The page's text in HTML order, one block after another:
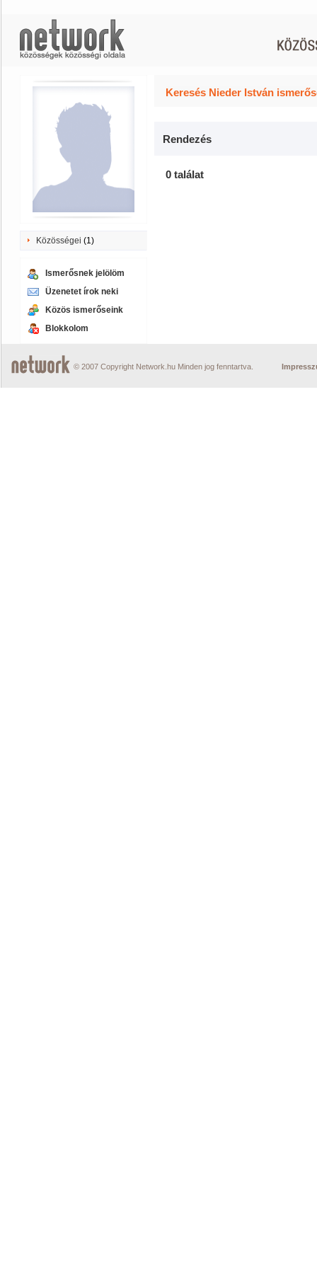
Közösségei (1)
Ismerősnek jelölöm
Üzenetet írok neki
Közös ismerőseink
Blokkolom
Keresés Nieder István
Rendezés
0 találat
© 2007 Copyright Network.hu Minden jog fenntartva.